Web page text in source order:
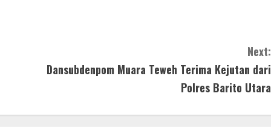
Next:
Dansubdenpom Muara Teweh Terima Kejutan dari
Polres Barito Utara